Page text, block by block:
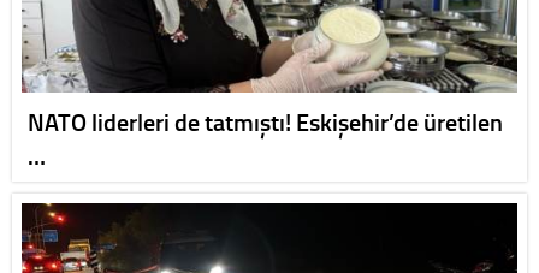
NATO liderleri de tatmıştı! Eskişehir’de üretilen
…